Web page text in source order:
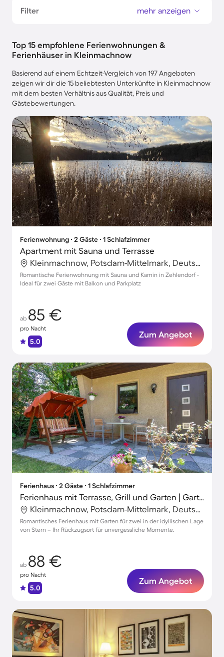
Filter mehr anzeigen
Top 15 empfohlene Ferienwohnungen &
Ferienhäuser in Kleinmachnow
Basierend auf einem Echtzeit-Vergleich von 197 Angeboten
zeigen wir dir die 15 beliebtesten Unterkünfte in Kleinmachnow
mit dem besten Verhältnis aus Qualität, Preis und
Gästebewertungen.
Ferienwohnung ∙ 2 Gäste ∙ 1 Schlafzimmer
Apartment mit Sauna und Terrasse
Kleinmachnow, Potsdam-Mittelmark, Deutschland
Romantische Ferienwohnung mit Sauna und Kamin in Zehlendorf -
Ideal für zwei Gäste mit Balkon und Parkplatz
ab 85 €
pro Nacht
5.0
Zum Angebot
Ferienhaus ∙ 2 Gäste ∙ 1 Schlafzimmer
Ferienhaus mit Terrasse, Grill und Garten | Gartenblick
Kleinmachnow, Potsdam-Mittelmark, Deutschland
Romantisches Ferienhaus mit Garten für zwei in der idyllischen Lage
von Stern – Ihr Rückzugsort für unvergessliche Momente.
ab 88 €
pro Nacht
5.0
Zum Angebot